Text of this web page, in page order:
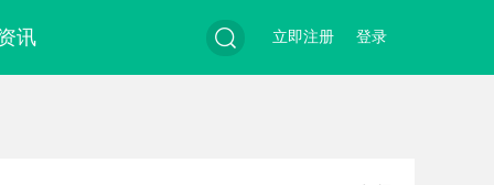
讯 登录
立即注册